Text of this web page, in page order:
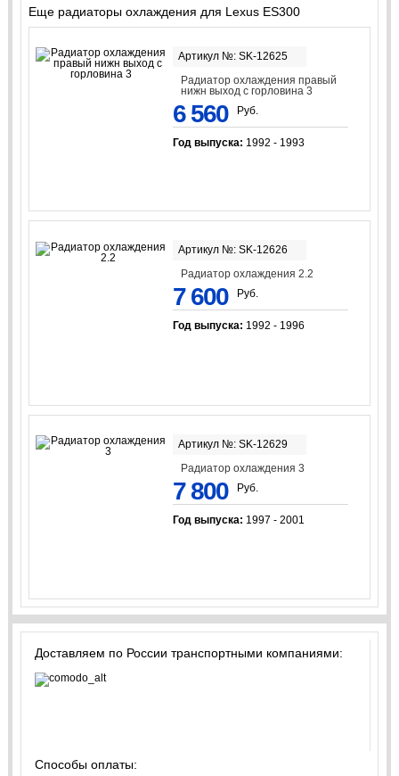
Еще радиаторы охлаждения для Lexus ES300
Артикул №: SK-12625
Радиатор охлаждения правый
нижн выход с горловина 3
6 560 Руб.
Год выпуска: 1992 - 1993
Артикул №: SK-12626
Радиатор охлаждения 2.2
7 600 Руб.
Год выпуска: 1992 - 1996
Артикул №: SK-12629
Радиатор охлаждения 3
7 800 Руб.
Год выпуска: 1997 - 2001
Доставляем по России транспортными компаниями:
Способы оплаты: